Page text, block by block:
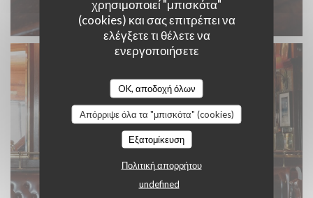
χρησιμοποιεί "μπισκότα"
(cookies) και σας επιτρέπει να
ελέγξετε τι θέλετε να
ενεργοποιήσετε
OK, αποδοχή όλων
Απόρριψε όλα τα "μπισκότα" (cookies)
Εξατομίκευση
Πολιτική απορρήτου
undefined